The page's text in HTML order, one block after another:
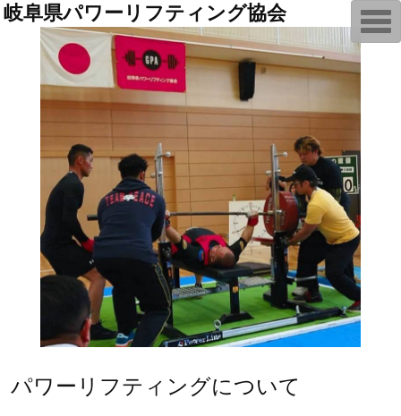
岐阜県パワーリフティング協会
パワーリフティングについて
T
o
g